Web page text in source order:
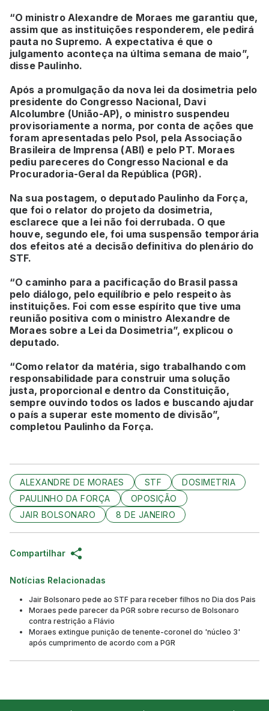
“O ministro Alexandre de Moraes me garantiu que,
assim que as instituições responderem, ele pedirá
pauta no Supremo. A expectativa é que o
julgamento aconteça na última semana de maio”,
disse Paulinho.
Após a promulgação da nova lei da dosimetria pelo
presidente do Congresso Nacional, Davi
Alcolumbre (União-AP), o ministro suspendeu
provisoriamente a norma, por conta de ações que
foram apresentadas pelo Psol, pela Associação
Brasileira de Imprensa (ABI) e pelo PT. Moraes
pediu pareceres do Congresso Nacional e da
Procuradoria-Geral da República (PGR).
Na sua postagem, o deputado Paulinho da Força,
que foi o relator do projeto da dosimetria,
esclarece que a lei não foi derrubada. O que
houve, segundo ele, foi uma suspensão temporária
dos efeitos até a decisão definitiva do plenário do
STF.
“O caminho para a pacificação do Brasil passa
pelo diálogo, pelo equilíbrio e pelo respeito às
instituições. Foi com esse espírito que tive uma
reunião positiva com o ministro Alexandre de
Moraes sobre a Lei da Dosimetria”, explicou o
deputado.
“Como relator da matéria, sigo trabalhando com
responsabilidade para construir uma solução
justa, proporcional e dentro da Constituição,
sempre ouvindo todos os lados e buscando ajudar
o país a superar este momento de divisão”,
completou Paulinho da Força.
ALEXANDRE DE MORAES STF
DOSIMETRIA
PAULINHO DA FORÇA
OPOSIÇÃO
JAIR BOLSONARO
8 DE JANEIRO
Compartilhar
Notícias Relacionadas
Jair Bolsonaro pede ao STF para receber filhos no Dia dos Pais
Moraes pede parecer da PGR sobre recurso de Bolsonaro
contra restrição a Flávio
Moraes extingue punição de tenente-coronel do 'núcleo 3'
após cumprimento de acordo com a PGR